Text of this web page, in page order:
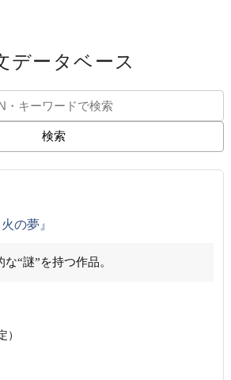
データベース
検索
の夢』
“謎”を持つ作品。
）